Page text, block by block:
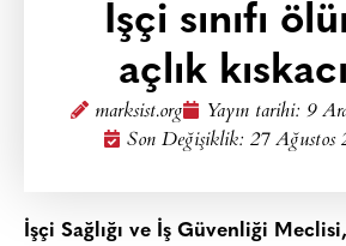
İşçi sınıfı
açlık
marksist.org Yayın tarihi: 9
Son Değişiklik: 27 Ağustos
İşçi Sağlığı ve İş Güvenliği